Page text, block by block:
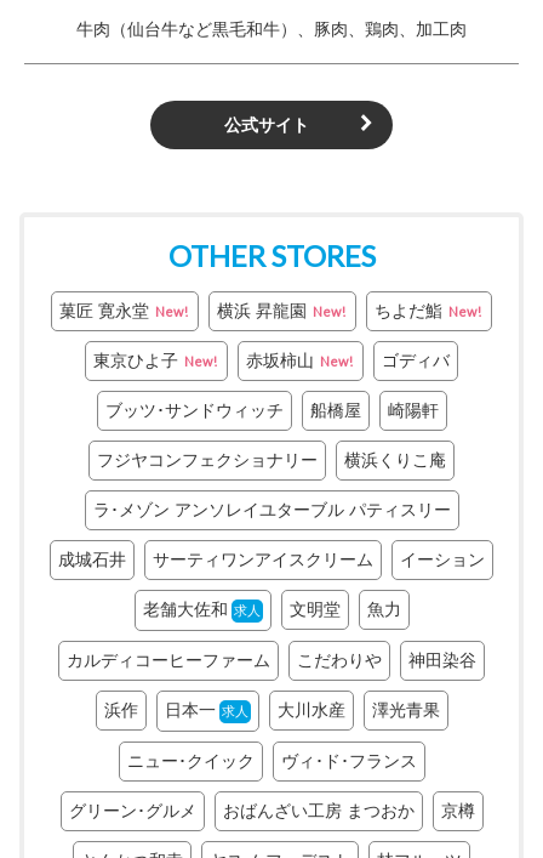
牛肉（仙台牛など黒毛和牛）、豚肉、鶏肉、加工肉
公式サイト
OTHER STORES
菓匠 寛永堂 New! 横浜 昇龍園 New! ちよだ鮨 New!
東京ひよ子 New! 赤坂柿山 New! ゴディバ
ブッツ･サンドウィッチ 船橋屋 崎陽軒
フジヤコンフェクショナリー 横浜くりこ庵
ラ･メゾン アンソレイユターブル パティスリー
成城石井 サーティワンアイスクリーム イーション
老舗大佐和 求人 文明堂 魚力
カルディコーヒーファーム こだわりや 神田染谷
浜作 日本一 求人 大川水産 澤光青果
ニュー･クイック ヴィ･ド･フランス
グリーン･グルメ おばんざい工房 まつおか 京樽